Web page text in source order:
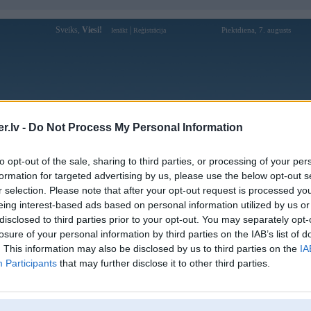
- Do Not Process My Personal Information
opt-out of the sale, sharing to third parties, or processing of your
for targeted advertising by us, please use the below opt-out
selection. Please note that after your opt-out request is processed
interest-based ads based on personal information utilized by us
to third parties prior to your opt-out. You may separately
of your personal information by third parties on the IAB’s list of
This information may also be disclosed by us to third parties on the
Participants that may further disclose it to other third parties.
Sveiks, Viesi! Ienākt Reģistrācija Piektdiena, 7. augusts
Forums Galerijas Reģistrācija Lietotāji
Lietotāja Rikbetlove profils
Lietotājvārds:
Rikbetlove
Ziņojumi forumā:
0
Pēdējie ziņojumi forumā